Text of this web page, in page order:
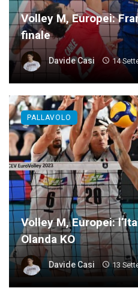
Volley M, Europei:
finale
Davide Casi 14
Volley M, Europei:
Olanda KO
Davide Casi 13
PALLAVOLO